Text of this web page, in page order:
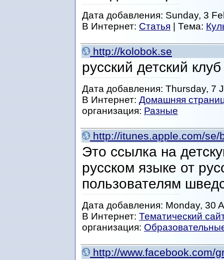
Дата добавления: Sunday, 3
В Интернет: Статья | Тема:
http://kolobok.se
русский детский клуб
Дата добавления: Thursday, 7
В Интернет: Домашняя
организация: Разные
http://itunes.apple.com/
Это ссылка на
русском языке от
пользователям
Дата добавления: Monday, 30
В Интернет: Тематический
организация:
http://www.facebook.com/